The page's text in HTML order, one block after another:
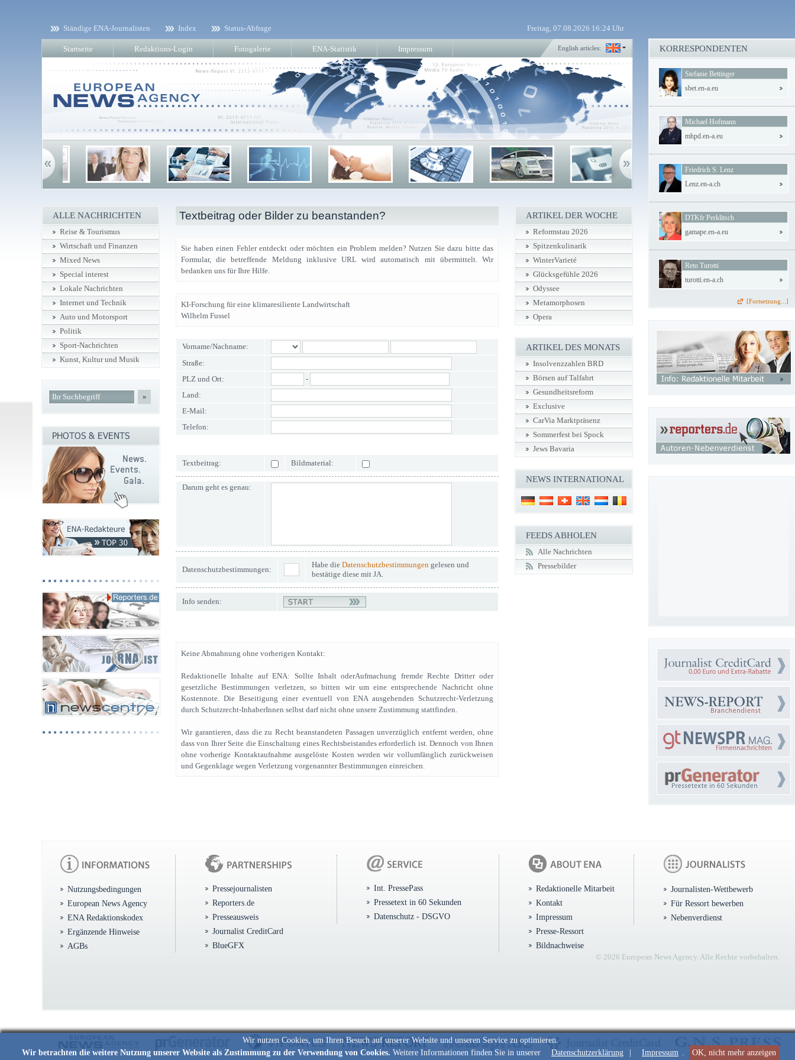
Wir nutzen Cookies, um Ihren Besuch auf unserer Website und unseren Service zu optimieren.
Wir betrachten die weitere Nutzung unserer Website als Zustimmung zu der Verwendung von Cookies. Weitere Informationen finden Sie in unserer Datenschutzerklärung Impressum . OK, nicht mehr anzeigen
Ständige ENA-Journalisten Index Status-Abfrage Freitag, 07.08.2026 16:24 Uhr
Startseite Redaktions-Login Fotogalerie ENA-Statistik Impressum English articles:
Textbeitrag oder Bilder zu beanstanden?
Sie haben einen Fehler entdeckt oder möchten ein Problem melden? Nutzen Sie dazu bitte das
Formular, die betreffende Meldung inklusive URL wird automatisch mit übermittelt. Wir
bedanken uns für Ihre Hilfe.
KI-Forschung für eine klimaresiliente Landwirtschaft
Wilhelm Fussel
Vorname/Nachname:
Straße:
PLZ und Ort:
-
Land:
E-Mail:
Telefon:
Textbeitrag: Bildmaterial:
Darum geht es genau:
Datenschutzbestimmungen:
Habe die Datenschutzbestimmungen gelesen und
bestätige diese mit JA.
Info senden:
Keine Abmahnung ohne vorherigen Kontakt:
Redaktionelle Inhalte auf ENA: Sollte Inhalt oderAufmachung fremde Rechte Dritter oder
gesetzliche Bestimmungen verletzen, so bitten wir um eine entsprechende Nachricht ohne
Kostennote. Die Beseitigung einer eventuell von ENA ausgehenden Schutzrecht-Verletzung
durch Schutzrecht-InhaberInnen selbst darf nicht ohne unsere Zustimmung stattfinden.
Wir garantieren, dass die zu Recht beanstandeten Passagen unverzüglich entfernt werden, ohne
dass von Ihrer Seite die Einschaltung eines Rechtsbeistandes erforderlich ist. Dennoch von Ihnen
ohne vorherige Kontaktaufnahme ausgelöste Kosten werden wir vollumfänglich zurückweisen
und Gegenklage wegen Verletzung vorgenannter Bestimmungen einreichen.
ALLE NACHRICHTEN
Reise & Tourismus
Wirtschaft und Finanzen
Mixed News
Special interest
Lokale Nachrichten
Internet und Technik
Auto und Motorsport
Politik
Sport-Nachrichten
Kunst, Kultur und Musik
»
ARTIKEL DER WOCHE
Reformstau 2026
Spitzenkulinarik
WinterVarieté
Glücksgefühle 2026
Odyssee
Metamorphosen
Opera
ARTIKEL DES MONATS
Insolvenzzahlen BRD
Börsen auf Talfahrt
Gesundheitsreform
Exclusive
CarVia Marktpräsenz
Sommerfest bei Spock
Jews Bavaria
NEWS INTERNATIONAL
FEEDS ABHOLEN
Alle Nachrichten
Pressebilder
KORRESPONDENTEN
Stefanie Bettinger
sbet.en-a.eu
Michael Hofmann
mhpd.en-a.eu
Friedrich S. Lenz
Lenz.en-a.ch
DTKfr Perklitsch
gamape.en-a.eu
Reto Turotti
turotti.en-a.ch
[Fortsetzung...]
Nutzungsbedingungen
European News Agency
ENA Redaktionskodex
Ergänzende Hinweise
AGBs
Pressejournalisten
Reporters.de
Presseausweis
Journalist CreditCard
BlueGFX
Int. PressePass
Pressetext in 60 Sekunden
Datenschutz - DSGVO
Redaktionelle Mitarbeit
Kontakt
Impressum
Presse-Ressort
Bildnachweise
Journalisten-Wettbewerb
Für Ressort bewerben
Nebenverdienst
© 2026 European News Agency. Alle Rechte vorbehalten.